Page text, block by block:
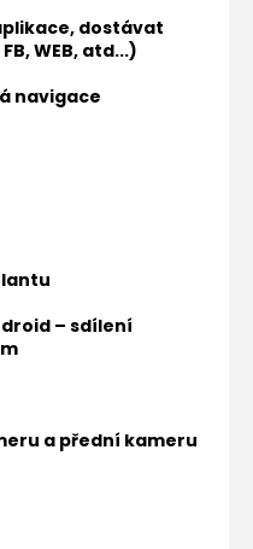
dostávat
WEB, atd...)
navigace
– sdílení
a přední kameru